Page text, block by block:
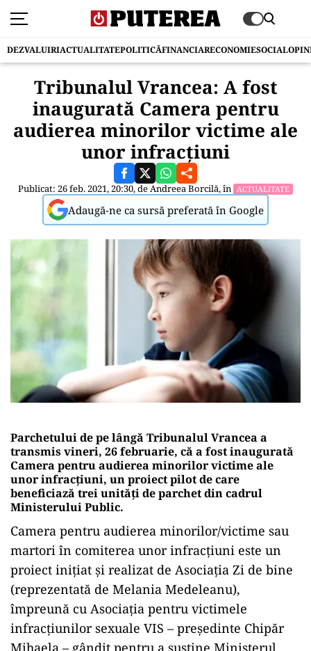
DEZVALUIRIACTUALITATEPOLITICĂFINANCIARECONOMIESOCIAL
Tribunalul Vrancea: A fost
inaugurată Camera pentru
audierea minorilor victime ale
unor infracţiuni
Publicat: 26 feb. 2021, 20:30, deAndreea Borcilă, în ACTUALITATE
Adaugă-ne ca sursă preferată în Google
Parchetului de pe lângă Tribunalul Vrancea a
transmis vineri, 26 februarie, că a fost inaugurată
Camera pentru audierea minorilor victime ale
unor infracţiuni, un proiect pilot de care
beneficiază trei unităţi de parchet din cadrul
Ministerului Public.
Camera pentru audierea minorilor/victime sau
martori în comiterea unor infracţiuni este un
proiect iniţiat şi realizat de Asociaţia Zi de bine
(reprezentată de Melania Medeleanu),
împreună cu Asociaţia pentru victimele
infracţiunilor sexuale VIS – preşedinte Chipăr
Mihaela – gândit pentru a susţine Ministerul